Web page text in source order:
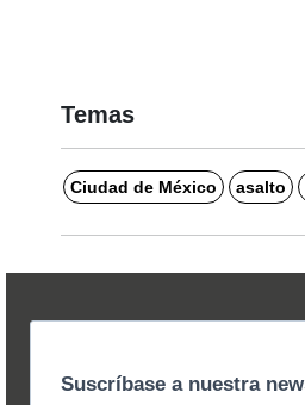
Temas
Ciudad de México asalto